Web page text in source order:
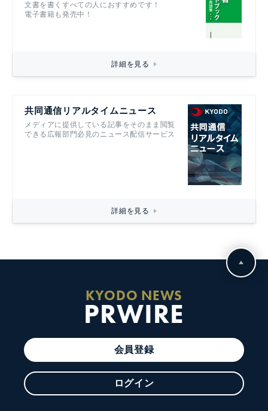
文書を書くすべての人におすすめです！
電子書籍も発売中！
詳細を見る
共同通信リアルタイムニュース
メディアに提供している記事をそのまま閲覧
できる広報部門必見のニュース配信サービス
詳細を見る
KYODO NEWS
PRWIRE
会員登録
ログイン